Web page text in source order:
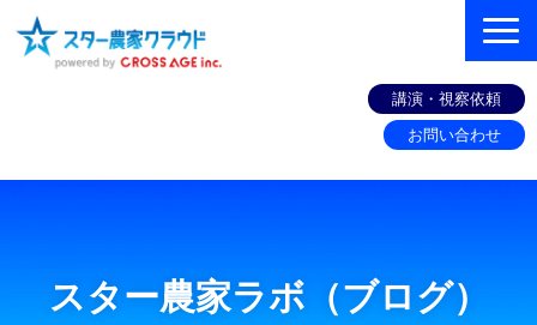
講演・視察依頼
お問い合わせ
お客様の声
スター農家ラボ（ブログ）